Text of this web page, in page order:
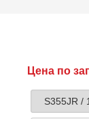
Цена по